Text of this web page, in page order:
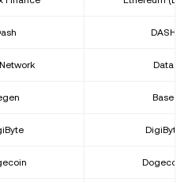
DASH
Data
Base
DigiByte
Dogecoin